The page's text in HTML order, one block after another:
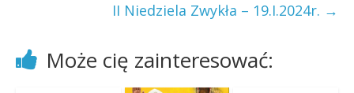
II Niedziela Zwykła – 19.I.2024r. →
Może cię zainteresować: